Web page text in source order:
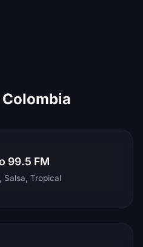
99.5 FM
Salsa, Tropical